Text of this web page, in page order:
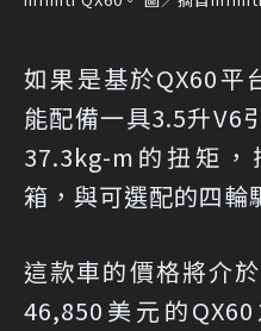
如果是基於QX60平
能配備一具3.5升V6
37.3kg-m的扭矩
箱，與可選配的四輪
這款車的價格將介
46,850美元的